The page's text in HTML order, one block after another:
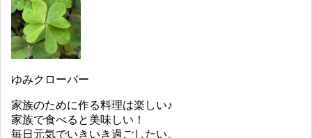
ゆみクローバー
家族のために作る料理は楽しい♪
家族で食べると美味しい！
毎日元気でいきいき過ごしたい。